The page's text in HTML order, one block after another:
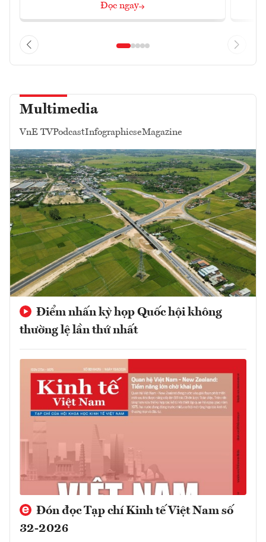
Đọc ngay
Multimedia
VnE TVPodcastInfographicseMagazine
Điểm nhấn kỳ họp Quốc hội không
thường lệ lần thứ nhất
Đón đọc Tạp chí Kinh tế Việt Nam số
32-2026